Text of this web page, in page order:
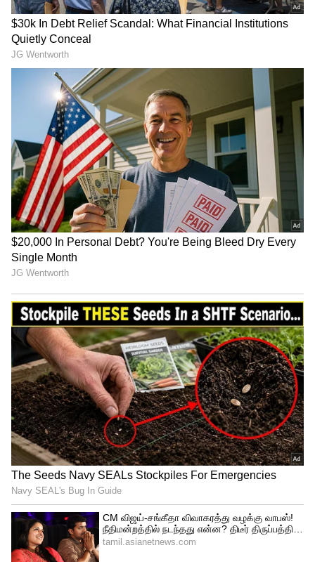
3
3
கடந்த இரண்டு ஆண்டுகளாக கொரோனா
பரவல் அதிகம் இருந்ததன் காரணமாக
இதுபோன்ற புரமோஷன் பணிகளுக்காக
யாரும் பிக்பாஸ் வீட்டுக்குள்
அனுப்பப்படவில்லை. இந்நிலையில்,
தற்போது நடிகை அஞ்சலி, தான் நடித்துள்ள
ஃபால் (Fall) எனும் வெப் தொடரை புரமோட்
செய்வதற்காக பிக்பாஸ் வீட்டுக்குள்
சென்றுள்ளார். இந்த வெப் தொடர் வருகிற
டிசம்பர் 9-ந் தேதி டிஸ்னி ப்ளஸ் ஹாட்ஸ்டார்
ஓடிடி தளத்தில் வெளியாக உள்ளதால்,
இன்று அல்லது நாளைக்குள் அஞ்சலி
பிக்பாஸ் வீட்டிற்குள் சென்ற காட்சிகள்